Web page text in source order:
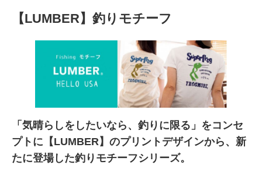
【LUMBER】釣りモチーフ
「気晴らしをしたいなら、釣りに限る」をコンセ
プトに【LUMBER】のプリントデザインから、新
たに登場した釣りモチーフシリーズ。